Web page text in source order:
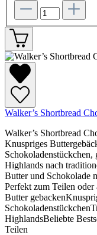
Walker’s Shortbread
Walker’s Shortbread
Knuspriges
Schokoladenstückchen,
Highlands nach
Butter und Schokolade
Perfekt zum Teilen
Butter
HighlandsBeliebte
Teilen